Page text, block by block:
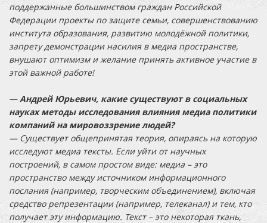
поддержанные большинством граждан Российской
Федерации проекты по защите семьи, совершенствованию
института образования, развитию молодёжной политики,
запрету демонстрации насилия в медиа пространстве,
внушают оптимизм и желание принять активное участие в
этой важной работе!
— Андрей Юрьевич, какие существуют в социальных
науках методы исследования влияния медиа политики
компаний на мировоззрение людей?
— Существует общепринятая теория, опираясь на которую
исследуют медиа тексты. Если уйти от научных
построений, в самом простом виде: медиа – это
пространство между источником информационного
послания (например, творческим объединением), включая
средство репрезентации (например, телеканал) и тем, кто
получает эту информацию. Текст – это некоторая ткань,